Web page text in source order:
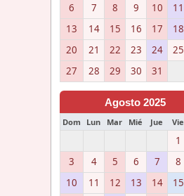
6
7 8 9 10 11
13
14 15 16 17 18
20
21 22 23 24 25
27
28 29 30 31
Agosto 2025
Dom Lun Mar Mié Jue Vie
1
3
4 5 6 7 8
10
11 12 13 14 15